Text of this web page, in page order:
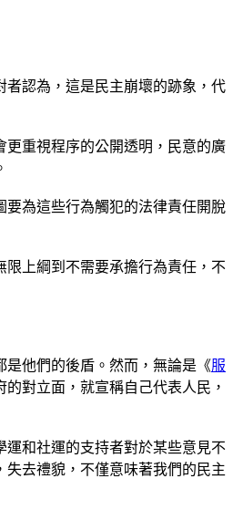
認為，這是民主崩壞的跡象，代
更重視程序的公開透明，民意的廣
為這些行為觸犯的法律責任開脫
上綱到不需要承擔行為責任，不
他們的後盾。然而，無論是《服
對立面，就宣稱自己代表人民，
和社運的支持者對於某些意見不
去禮貌，不僅意味著我們的民主